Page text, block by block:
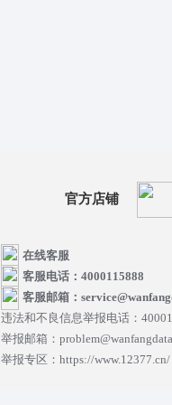
官方店铺
在线客服
客服电话：4000115888
客服邮箱：
违法和不良信息举报电话：
举报邮箱：
举报专区：https://www.12377.cn/